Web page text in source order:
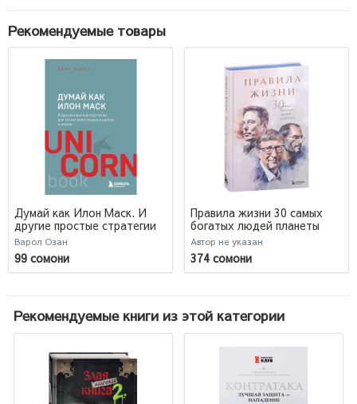
Рекомендуемые товары
Думай как Илон Маск. И
другие простые стратегии
для гигантского скачка в
работе и жизни. Варол О.
Варол Озан
99 сомони
Правила жизни 30 самых
богатых людей планеты
(Подарочное издание)
Автор не указан
374 сомони
Рекомендуемые книги из этой категории